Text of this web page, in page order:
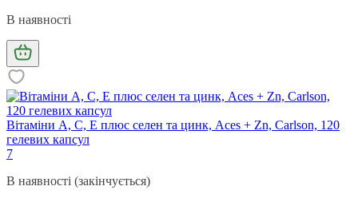
В наявності
Вітаміни А, С, Е плюс селен та цинк, Aces + Zn, Carlson, 120
гелевих капсул
7
В наявності (закінчується)